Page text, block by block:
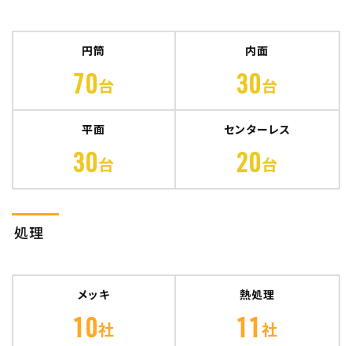
円筒
70台
内面
30台
平面
30台
センターレス
20台
処理
メッキ
10社
熱処理
11社